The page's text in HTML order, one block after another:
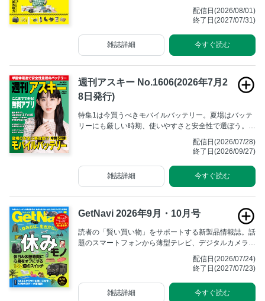
災の最新情報をはじめ、被災しても日常の生活の確保に
役立つアイテム、ローリングストックできる美味しい防
災食など、日常の暮らしから始められる便利な防災対策
を一挙にご紹介。水をいつもより1ケース多めに買って
みる……。そんな『ゆる防災』から始めよう！
配信日(2026/08/01)
終了日(2027/07/31)
今すぐ読む
雑誌詳細
週刊アスキー No.1606(2026年7月2
8日発行)
特集1は今買うべきモバイルバッテリー。夏場はバッテ
リーにも厳しい時期、使いやすさと安全性で選ぼう。特
配信日(2026/07/28)
終了日(2026/09/27)
今すぐ読む
雑誌詳細
GetNavi 2026年9月・10月号
読者の「賢い買い物」をサポートする新製品情報誌。話
題のスマートフォンから薄型テレビ、デジタルカメラま
配信日(2026/07/24)
終了日(2027/07/23)
今すぐ読む
雑誌詳細